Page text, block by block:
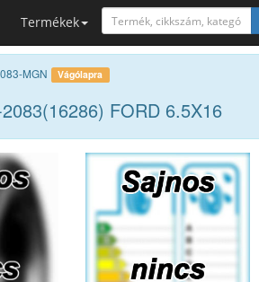
Termékek
MGN Vágólapra
FORD 6.5X16